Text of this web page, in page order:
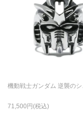
機動
71,500